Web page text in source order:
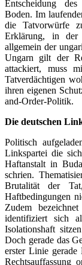
Entscheidung des
Boden. Im
die Tatvorwürfe
Erklärung, in der
allgemein der
Ungarn gilt der
attackiert, muss
Tatverdächtigen
ihren eigenen
and-Order-Politik.
Die deutschen
Politisch
Linkspartei die
Haftanstalt in
schrien.
Brutalität der
Haftbedingungen
Zudem
identifiziert sich
Isolationshaft
Doch gerade das
erster Linie
Rechtsauffassung